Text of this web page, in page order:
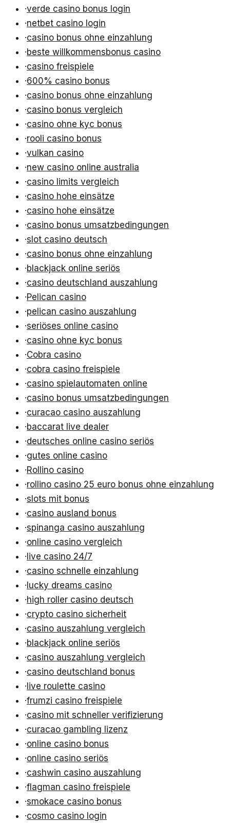
·verde casino bonus login
·netbet casino login
·casino bonus ohne einzahlung
·beste willkommensbonus casino
·casino freispiele
·600% casino bonus
·casino bonus ohne einzahlung
·casino bonus vergleich
·casino ohne kyc bonus
·rooli casino bonus
·vulkan casino
·new casino online australia
·casino limits vergleich
·casino hohe einsätze
·casino hohe einsätze
·casino bonus umsatzbedingungen
·slot casino deutsch
·casino bonus ohne einzahlung
·blackjack online seriös
·casino deutschland auszahlung
·Pelican casino
·pelican casino auszahlung
·seriöses online casino
·casino ohne kyc bonus
·Cobra casino
·cobra casino freispiele
·casino spielautomaten online
·casino bonus umsatzbedingungen
·curacao casino auszahlung
·baccarat live dealer
·deutsches online casino seriös
·gutes online casino
·Rollino casino
·rollino casino 25 euro bonus ohne einzahlung
·slots mit bonus
·casino ausland bonus
·spinanga casino auszahlung
·online casino vergleich
·live casino 24/7
·casino schnelle einzahlung
·lucky dreams casino
·high roller casino deutsch
·crypto casino sicherheit
·casino auszahlung vergleich
·blackjack online seriös
·casino auszahlung vergleich
·casino deutschland bonus
·live roulette casino
·frumzi casino freispiele
·casino mit schneller verifizierung
·curacao gambling lizenz
·online casino bonus
·online casino seriös
·cashwin casino auszahlung
·flagman casino freispiele
·smokace casino bonus
·cosmo casino login